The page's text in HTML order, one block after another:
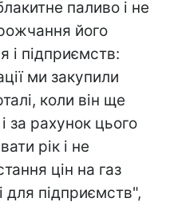
паливо і не
його
і підприємств:
ми закупили
коли він ще
рахунок цього
рік і не
цін на газ
підприємств",